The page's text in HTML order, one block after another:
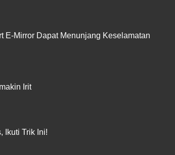
E-Mirror Dapat Menunjang Keselamatan
Irit
Ikuti Trik Ini!